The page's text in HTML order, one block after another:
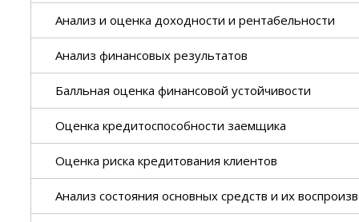
Анализ и оценка доходности и рентабельности
Анализ финансовых результатов
Балльная оценка финансовой устойчивости
Оценка кредитоспособности заемщика
Оценка риска кредитования клиентов
Анализ состояния основных средств и их